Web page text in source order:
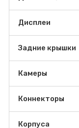
Дисплеи
Задние крышки
Камеры
Коннекторы
Корпуса